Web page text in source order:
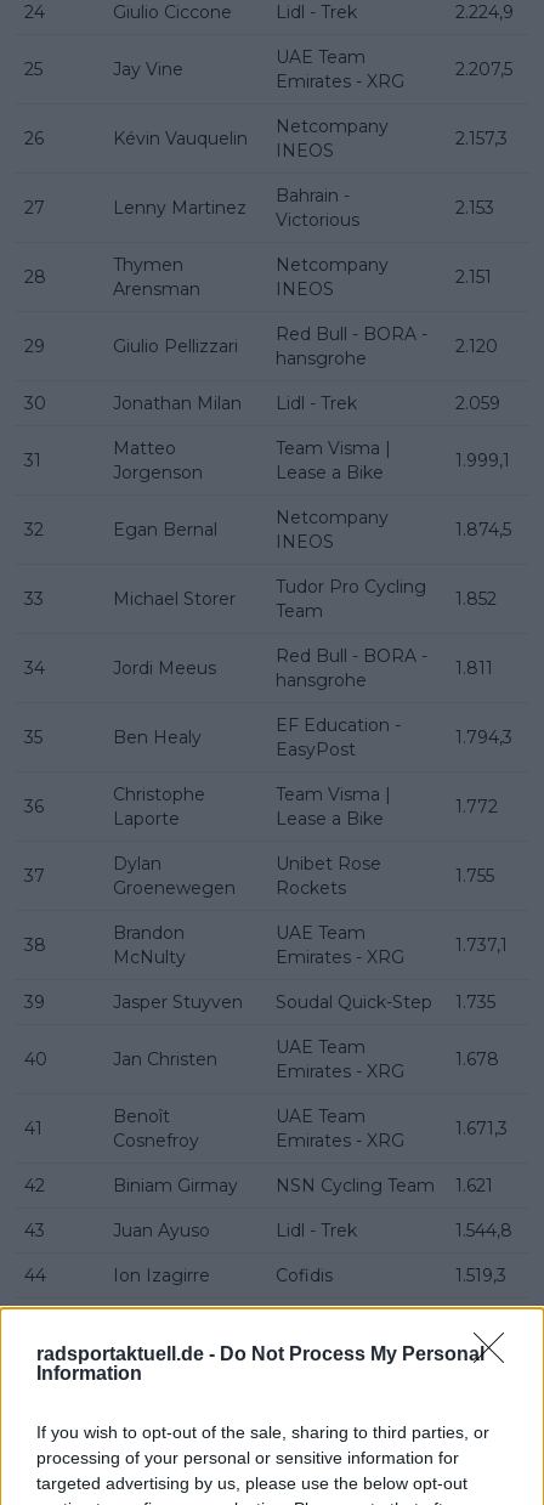
radsportaktuell.de - Do Not Process My Personal
Information
If you wish to opt-out of the sale, sharing to third parties, or
processing of your personal or sensitive information for
targeted advertising by us, please use the below opt-out
24 Giulio Ciccone Lidl - Trek 2.224,9
25 Jay Vine
UAE Team
Emirates - XRG
2.207,5
26 Kévin Vauquelin
Netcompany
INEOS
2.157,3
27 Lenny Martinez
Bahrain -
Victorious
2.153
28
Thymen
Arensman
Netcompany
INEOS
2.151
29 Giulio Pellizzari
Red Bull - BORA -
hansgrohe
2.120
30 Jonathan Milan Lidl - Trek 2.059
31
Matteo
Jorgenson
Team Visma |
Lease a Bike
1.999,1
32 Egan Bernal
Netcompany
INEOS
1.874,5
33 Michael Storer
Tudor Pro Cycling
Team
1.852
34 Jordi Meeus
Red Bull - BORA -
hansgrohe
1.811
35 Ben Healy
EF Education -
EasyPost
1.794,3
36
Christophe
Laporte
Team Visma |
Lease a Bike
1.772
37
Dylan
Groenewegen
Unibet Rose
Rockets
1.755
38
Brandon
McNulty
UAE Team
Emirates - XRG
1.737,1
39 Jasper Stuyven Soudal Quick-Step 1.735
40 Jan Christen
UAE Team
Emirates - XRG
1.678
41
Benoît
Cosnefroy
UAE Team
Emirates - XRG
1.671,3
42 Biniam Girmay NSN Cycling Team 1.621
43 Juan Ayuso Lidl - Trek 1.544,8
44 Ion Izagirre Cofidis 1.519,3
INEOS
1.482,3
47 Luke Plapp Team Jayco AlUla 1.464,1